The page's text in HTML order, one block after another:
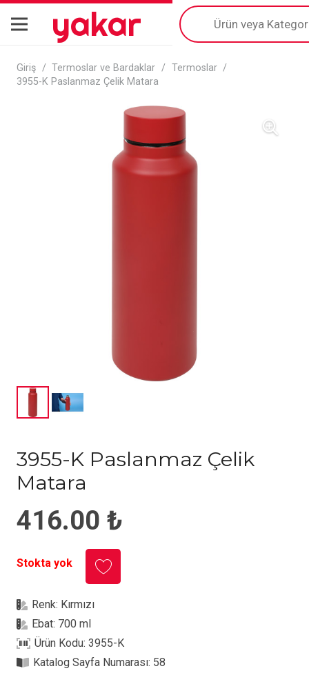
yakar
Products
search
Giriş / Termoslar ve Bardaklar / Termoslar /
3955-K Paslanmaz Çelik Matara
3955-K Paslanmaz Çelik
Matara
416.00 ₺
Stokta yok
Renk: Kırmızı
Ebat: 700 ml
Ürün Kodu:3955-K
Katalog Sayfa Numarası: 58